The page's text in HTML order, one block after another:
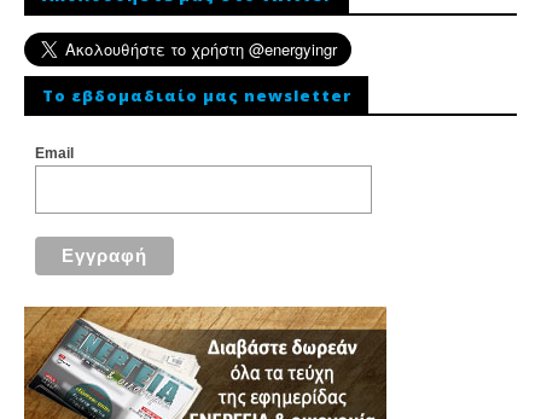
To εβδομαδιαίο μας newsletter
Email